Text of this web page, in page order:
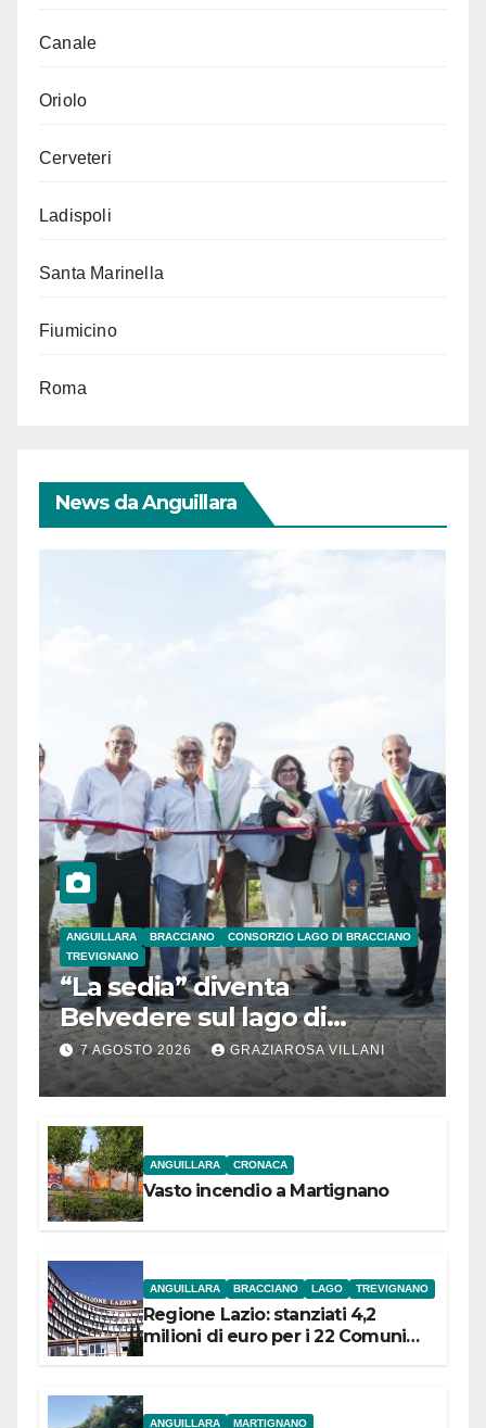
Canale
Oriolo
Cerveteri
Ladispoli
Santa Marinella
Fiumicino
Roma
News da Anguillara
ANGUILLARA BRACCIANO
CONSORZIO LAGO DI BRACCIANO
TREVIGNANO
“La sedia” diventa
Belvedere sul lago di
Bracciano: ieri
l’inaugurazione
7 AGOSTO 2026 GRAZIAROSA VILLANI
ANGUILLARA CRONACA
Vasto incendio a Martignano
ANGUILLARA BRACCIANO LAGO TREVIGNANO
Regione Lazio: stanziati 4,2
milioni di euro per i 22 Comuni
ANGUILLARA MARTIGNANO